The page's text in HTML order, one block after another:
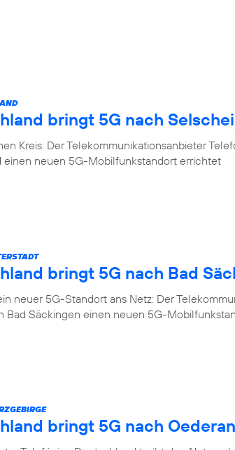
bringt 5G nach
Kreis: Der Telekommunikationsanbieter
einen neuen 5G-Mobilfunkstandort errichtet
bringt 5G nach Bad
neuer 5G-Standort ans Netz: Der
Bad Säckingen einen neuen 5G-
bringt 5G nach Oederan